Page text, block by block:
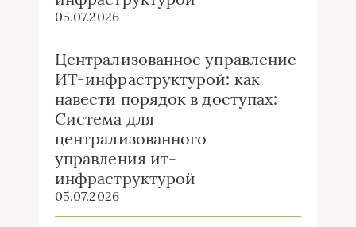
05.07.2026
Централизованное управление
ИТ-инфраструктурой: как
навести порядок в доступах:
Система для
централизованного
управления ит-
инфраструктурой
05.07.2026